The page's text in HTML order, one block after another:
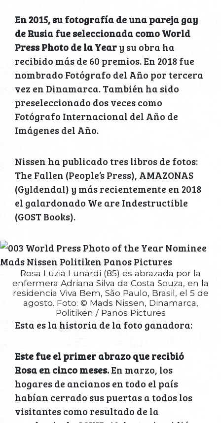
En 2015, su fotografía de una pareja gay
de Rusia fue seleccionada como World
Press Photo de la Yeary su obra ha
recibido más de 60 premios. En 2018 fue
nombrado Fotógrafo del Año por tercera
vez en Dinamarca. También ha sido
preseleccionado dos veces como
Fotógrafo Internacional del Año de
Imágenes del Año.
Nissen ha publicado tres libros de fotos:
The Fallen (People’s Press), AMAZONAS
(Gyldendal) y más recientemente en 2018
el galardonado We are Indestructible
(GOST Books).
Rosa Luzia Lunardi (85) es abrazada por la
enfermera Adriana Silva da Costa Souza, en la
residencia Viva Bem, São Paulo, Brasil, el 5 de
agosto. Foto: © Mads Nissen, Dinamarca,
Politiken / Panos Pictures
Esta es la historia de la foto ganadora:
Este fue el primer abrazo que recibió
Rosa en cinco meses.En marzo, los
hogares de ancianos en todo el país
habían cerrado sus puertas a todos los
visitantes como resultado de la